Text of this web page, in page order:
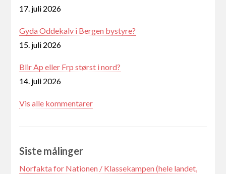
17. juli 2026
Gyda Oddekalv i Bergen bystyre?
15. juli 2026
Blir Ap eller Frp størst i nord?
14. juli 2026
Vis alle kommentarer
Siste målinger
Norfakta for Nationen / Klassekampen (hele landet,